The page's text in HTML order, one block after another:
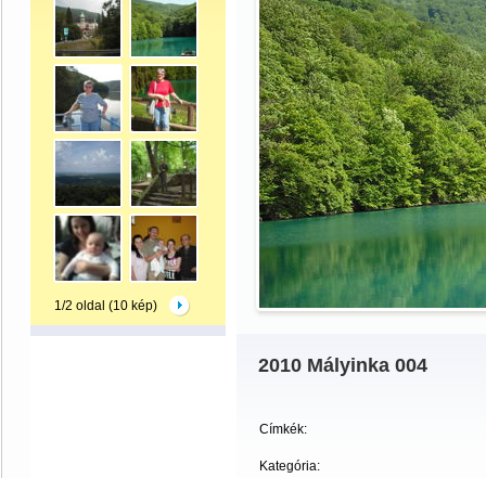
1/2 oldal (10 kép)
2010 Mályinka 004
Címkék:
Kategória: